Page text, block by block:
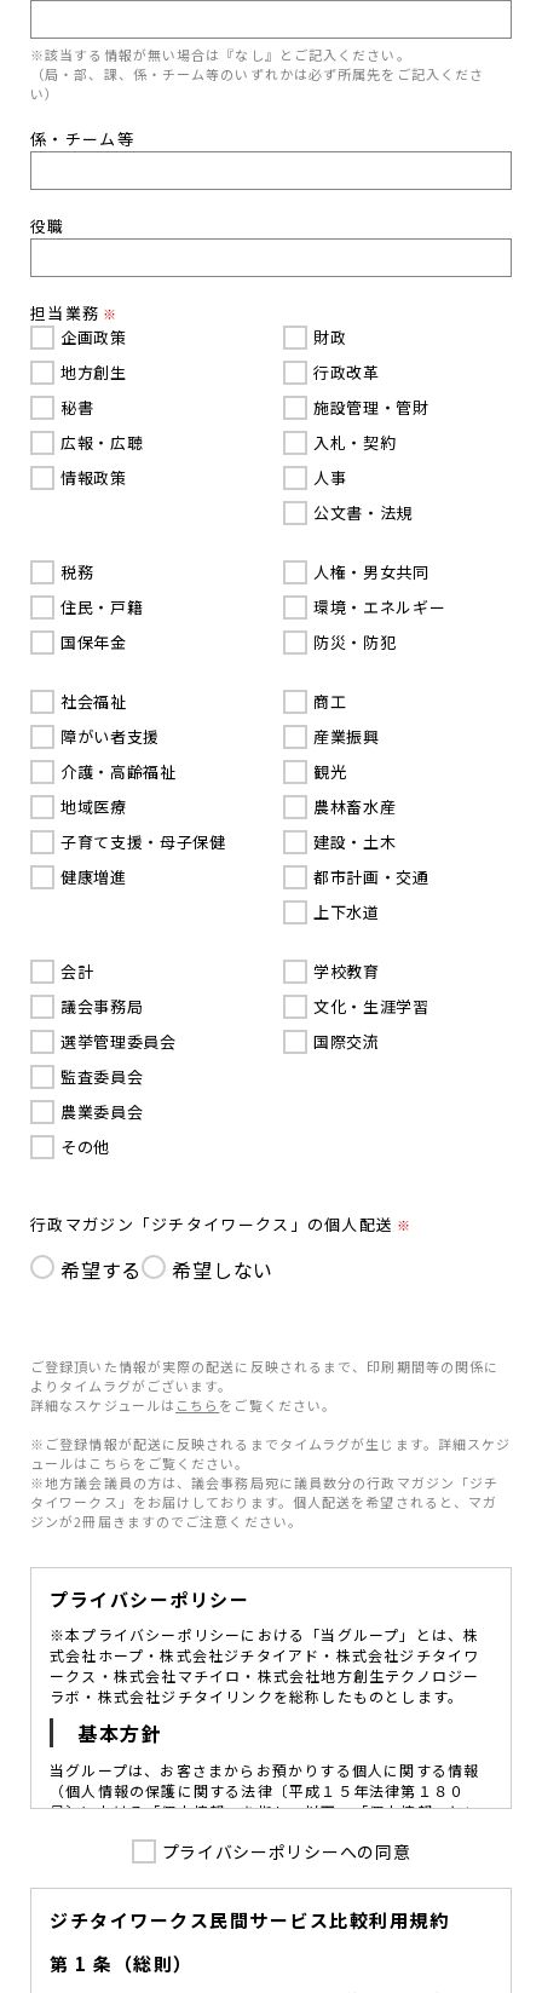
※該当する情報が無い場合は『なし』とご記入ください。
（局・部、課、係・チーム等のいずれかは必ず所属先をご記入くださ
い）
係・チーム等
役職
担当業務 ※
企画政策
地方創生
秘書
広報・広聴
情報政策
財政
行政改革
施設管理・管財
入札・契約
人事
公文書・法規
税務
住民・戸籍
国保年金
人権・男女共同
環境・エネルギー
防災・防犯
社会福祉
障がい者支援
介護・高齢福祉
地域医療
子育て支援・母子保健
健康増進
商工
産業振興
観光
農林畜水産
建設・土木
都市計画・交通
上下水道
会計
議会事務局
選挙管理委員会
監査委員会
農業委員会
その他
学校教育
文化・生涯学習
国際交流
行政マガジン「ジチタイワークス」の個人配送 ※
希望する 希望しない
ご登録頂いた情報が実際の配送に反映されるまで、印刷期間等の関係に
よりタイムラグがございます。
詳細なスケジュールは こちら をご覧ください。
※ご登録情報が配送に反映されるまでタイムラグが生じます。詳細スケジ
ュールはこちらをご覧ください。
※地方議会議員の方は、議会事務局宛に議員数分の行政マガジン「ジチ
タイワークス」をお届けしております。個人配送を希望されると、マガ
ジンが2冊届きますのでご注意ください。
プライバシーポリシー
※本プライバシーポリシーにおける「当グループ」とは、株
式会社ホープ・株式会社ジチタイアド・株式会社ジチタイワ
ークス・株式会社マチイロ・株式会社地方創生テクノロジー
ラボ・株式会社ジチタイリンクを総称したものとします。
基本方針
当グループは、お客さまからお預かりする個人に関する情報
（個人情報の保護に関する法律〔平成１５年法律第１８０
号〕における「個人情報」を指し、以下、「個人情報」とい
図ることが、重要な社会的責務であると考えております。
を定め、役員及び従業員に個人情報保護の重要性の認識と取
組みを徹底させることによって、個人情報の適切な取り扱い
に努めてまいります。
プライバシーポリシーへの同意
ジチタイワークス民間サービス比較利用規約
第 1 条（総則）